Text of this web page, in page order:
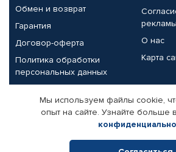
Обмен и возврат
Гарантия
Договор-оферта
Политика обработки
персональных данных
рекламы
О нас
Карта
Партнерам
Корпоративным клиентам
Поставщикам
Мы используем файлы cookie,
опыт на сайте. Узнайте больше